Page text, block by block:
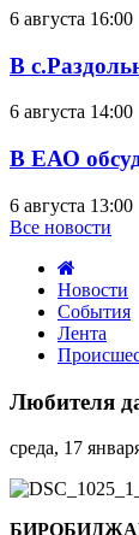
6 августа 16:00
В
6 августа 14:00
В ЕАО
6 августа 13:00
Все новости
Новости
События
Лента
дармовых
и
кофе
взяли
белы
Любителя
среда, 17
БИРОБИДЖАН,